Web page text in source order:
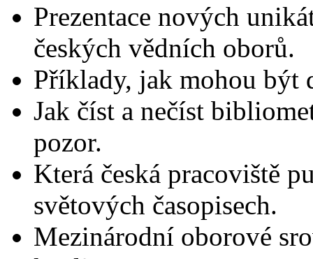
Prezentace nových
českých vědních oborů.
Příklady, jak mohou být
Jak číst a nečíst
pozor.
Která česká pracoviště
světových časopisech.
Mezinárodní oborové